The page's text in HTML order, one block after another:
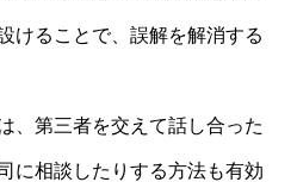
けることで、誤解を解消する
、第三者を交えて話し合った
に相談したりする方法も有効